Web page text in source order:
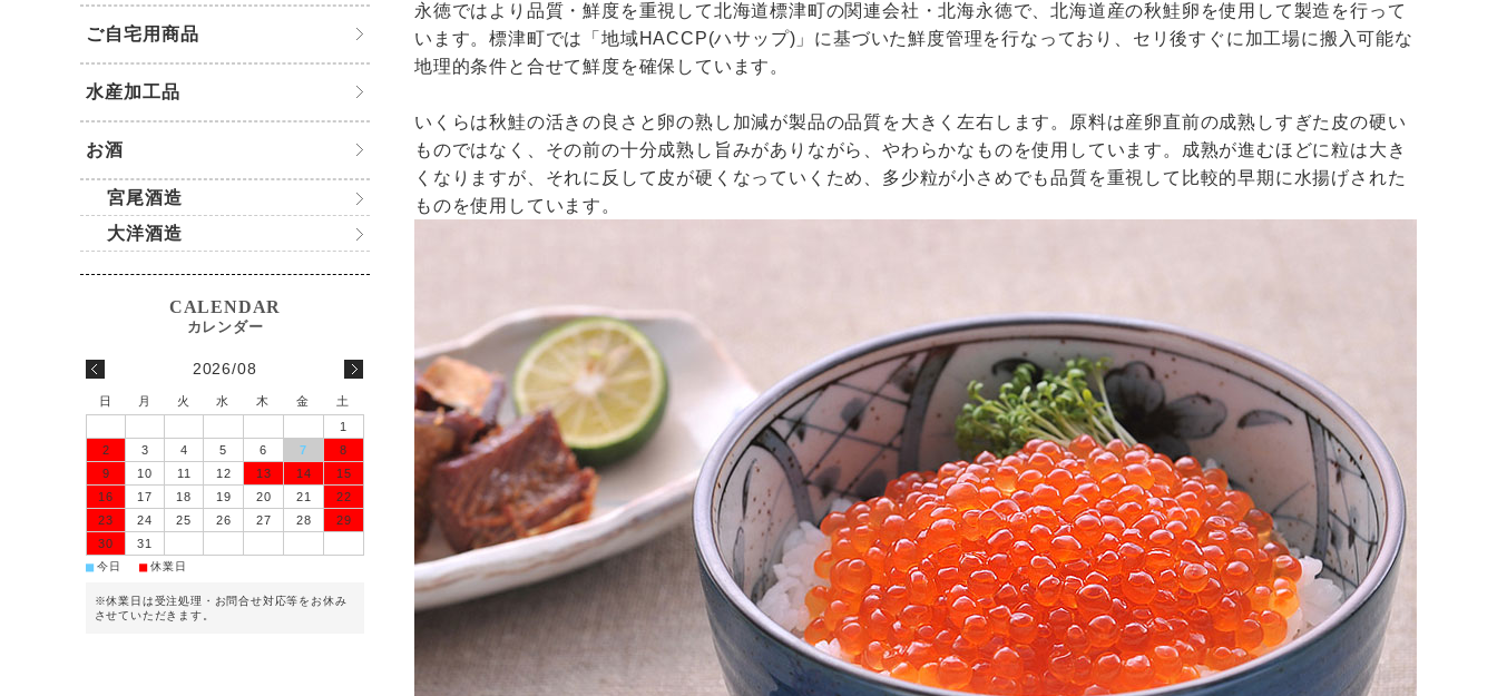
永徳ではより品質・鮮度を重視して北海道標津町の関連会社・北海永徳で、北海道産の秋鮭卵を使用して製造を行って
います。標津町では「地域HACCP(ハサップ)」に基づいた鮮度管理を行なっており、セリ後すぐに加工場に搬入可能な
地理的条件と合せて鮮度を確保しています。
いくらは秋鮭の活きの良さと卵の熟し加減が製品の品質を大きく左右します。原料は産卵直前の成熟しすぎた皮の硬い
ものではなく、その前の十分成熟し旨みがありながら、やわらかなものを使用しています。成熟が進むほどに粒は大き
くなりますが、それに反して皮が硬くなっていくため、多少粒が小さめでも品質を重視して比較的早期に水揚げされた
ものを使用しています。
ご自宅用商品
水産加工品
お酒
宮尾酒造
大洋酒造
2026/08
日 月 火 水 木 金
土
1
2
3 4 5 6 7
8
9
10 11 12 13 14
15
16
17 18 19 20 21
22
23
24 25 26 27 28
29
30
31
■今日 ■ 休業日
※休業日は受注処理・お問合せ対応等をお休み
させていただきます。